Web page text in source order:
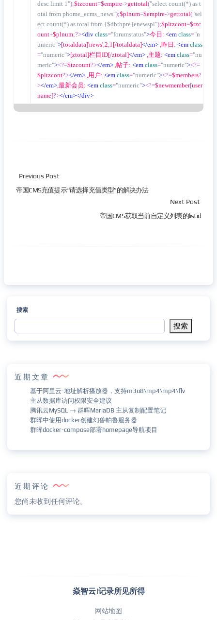
desc limit 1");$tzcount=$empire->gettotal("select count(*) as t
otal from phome_ecms_news");$plnum=$empire->gettotal("sel
ect count(*) as total from {$dbtbpre}enewspl");$pltzcont=$tzc
ount+$plnum;?><div class="forumstatus">今日: <em class="n
umeric">[totaldata]'news',2,1[/totaldata]</em> ,昨日: <em class
="numeric">[ztotal]栏目ID[/ztotal]</em> ,主题: <em class="nu
meric"><?=$tzcount?></em> ,帖子: <em class="numeric"><?=
$pltzcont?></em> ,用户: <em class="numeric"><?=$members?
></em>,最新会员: <em class="numeric"><?=$newmember[user
name]?></em></div>
Previous Post
帝国CMS充值提示“请选择充值类型”的解决办法
Next Post
帝国CMS获取当前自定义列表的listid
搜索
搜索
近期文章
基于阿里云-地址解析播放器，支持m3u8\mp4\mp4\flv
主从数据库访问权限安全建议
腾讯云MySQL → 群晖MariaDB 主从复制配置笔记
群晖中使用docker创建幻兽帕鲁服务器
群晖docker-compose部署homepage导航项目
近期评论
您尚未收到任何评论。
焱智云|记录所见所得
网站地图